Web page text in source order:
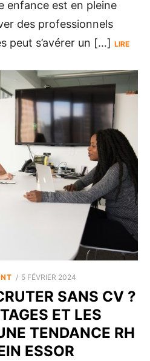
enfance est en pleine
des professionnels
peut s’avérer un […] LIRE
POSTED
5 FÉVRIER 2024
SANS CV ?
ET LES
TENDANCE RH
ESSOR